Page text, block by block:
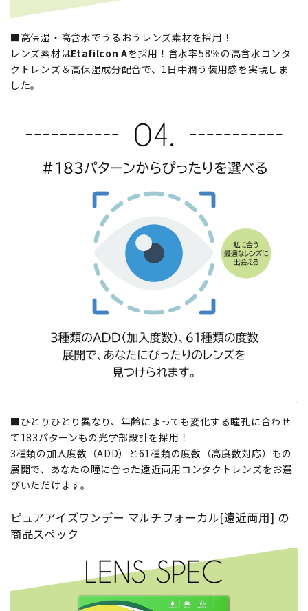
■高保湿・高含水でうるおうレンズ素材を採用！
レンズ素材はEtafilcon Aを採用！含水率58％の高含水コンタ
クトレンズ＆高保湿成分配合で、1日中潤う装用感を実現しま
した。
■ひとりひとり異なり、年齢によっても変化する瞳孔に合わせ
て183パターンもの光学部設計を採用！
3種類の加入度数（ADD）と61種類の度数（高度数対応）もの
展開で、あなたの瞳に合った遠近両用コンタクトレンズをお選
びいただけます。
ピュアアイズワンデー マルチフォーカル[遠近両用] の
商品スペック